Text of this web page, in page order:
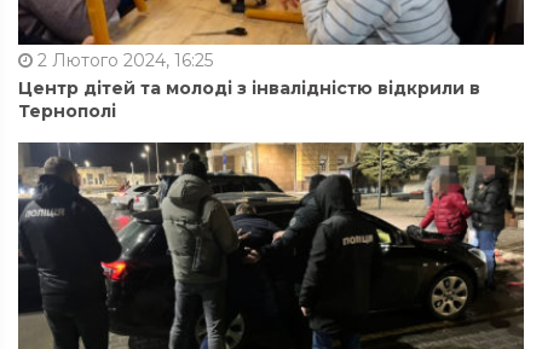
2 Лютого 2024, 16:25
Центр дітей та молоді з інвалідністю відкрили в
Тернополі